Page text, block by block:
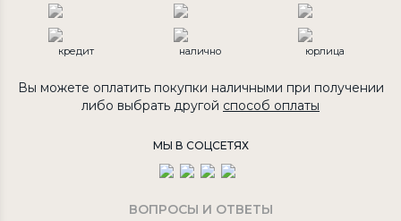
кредит налично юрлица
Вы можете оплатить покупки наличными при получении
либо выбрать другой способ оплаты
МЫ В СОЦСЕТЯХ
ВОПРОСЫ И ОТВЕТЫ